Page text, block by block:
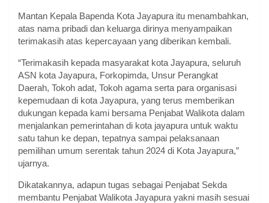
Mantan Kepala Bapenda Kota Jayapura itu menambahkan,
atas nama pribadi dan keluarga dirinya menyampaikan
terimakasih atas kepercayaan yang diberikan kembali.
“Terimakasih kepada masyarakat kota Jayapura, seluruh
ASN kota Jayapura, Forkopimda, Unsur Perangkat
Daerah, Tokoh adat, Tokoh agama serta para organisasi
kepemudaan di kota Jayapura, yang terus memberikan
dukungan kepada kami bersama Penjabat Walikota dalam
menjalankan pemerintahan di kota jayapura untuk waktu
satu tahun ke depan, tepatnya sampai pelaksanaan
pemilihan umum serentak tahun 2024 di Kota Jayapura,”
ujarnya.
Dikatakannya, adapun tugas sebagai Penjabat Sekda
membantu Penjabat Walikota Jayapura yakni masih sesuai